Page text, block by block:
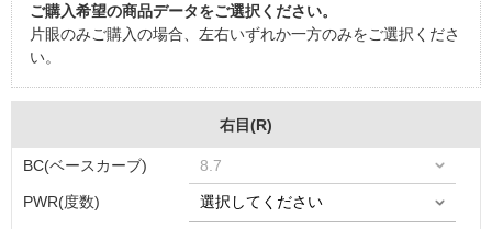
ご購入希望の商品データをご選択ください。
片眼のみご購入の場合、左右いずれか一方のみをご選択くださ
い。
右目(R)
BC(ベースカーブ)
PWR(度数)